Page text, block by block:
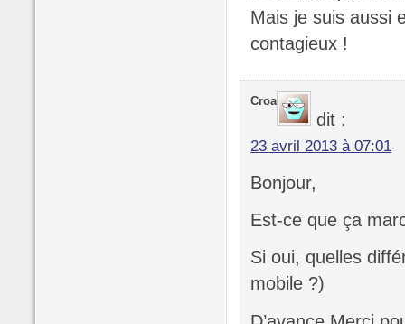
Mais je suis aussi
contagieux !
Croa
dit :
23 avril 2013 à 07:01
Bonjour,
Est-ce que ça
Si oui, quelles
mobile ?)